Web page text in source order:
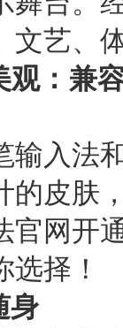
文艺、
兼容
入法和
的皮肤
官网开
择！